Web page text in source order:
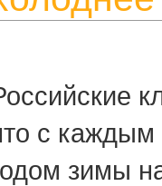
с
зимы